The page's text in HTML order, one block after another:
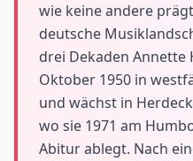
wie keine andere
deutsche
drei Dekaden Annette
Oktober 1950 in
und wächst in
wo sie 1971 am
Abitur ablegt. Nach